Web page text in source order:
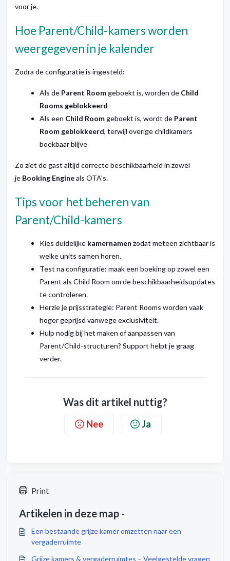
voor je.
Hoe Parent/Child-kamers worden
weergegeven in je kalender
Zodra de configuratie is ingesteld:
Als de Parent Roomgeboekt is, worden de Child
Rooms geblokkeerd
Als een Child Roomgeboekt is, wordt de Parent
Room geblokkeerd, terwijl overige childkamers
boekbaar blijve
Zo ziet de gast altijd correcte beschikbaarheid in zowel
je Booking Engineals OTA’s.
Tips voor het beheren van
Parent/Child-kamers
Kies duidelijke kamernamen zodat meteen zichtbaar is
welke units samen horen.
Test na configuratie: maak een boeking op zowel een
Parent als Child Room om de beschikbaarheidsupdates
te controleren.
Herzie je prijsstrategie: Parent Rooms worden vaak
hoger geprijsd vanwege exclusiviteit.
Hulp nodig bij het maken of aanpassen van
Parent/Child-structuren? Support helpt je graag
verder.
Was dit artikel nuttig?
Nee Ja
Print
Artikelen in deze map -
Een bestaande grijze kamer omzetten naar een
vergaderruimte
Grijze kamers & vergaderruimtes – Veelgestelde vragen